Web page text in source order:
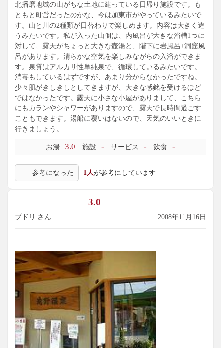
北播磨地域の山がちな土地に建っている日帰り施設です。も
ともと町営だったのかな、今は加東市がやっているみたいで
す。山と川の2種類が日替わりで楽しめます。内容は大きく違
うみたいです。私が入った山側は、内風呂が大きな浴槽1つに
対して、露天がちょっと大きな壺湯と、階下に岩風呂+洞窟風
呂があります。清らかな空気を楽しみながらの入浴ができま
す。泉質はアルカリ性単純泉で、循環しているみたいです。
消毒もしているはずですが、あまり分からなかったですね。
少々肌がきしきしとしてきますが、大きな感銘を受けるほど
ではなかったです。露天に小さな小屋がありまして、こちら
にもカランやシャワーがありますので、露天で長時間過ごす
こともできます。湯船に覆いはないので、天気のいいときに
行きましょう。
お湯 3.0 施設 - サービス - 飲食 -
参考になった 1人が参考にしています
3.0
ブドリ さん 2008年11月16日